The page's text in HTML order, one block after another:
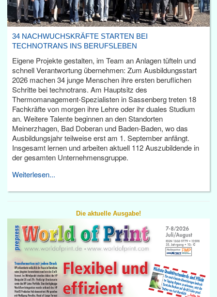
34 NACHWUCHSKRÄFTE STARTEN BEI
TECHNOTRANS INS BERUFSLEBEN
Eigene Projekte gestalten, im Team an Anlagen tüfteln und
schnell Verantwortung übernehmen: Zum Ausbildungsstart
2026 machen 34 junge Menschen ihre ersten beruflichen
Schritte bei technotrans. Am Hauptsitz des
Thermomanagement-Spezialisten in Sassenberg treten 18
Fachkräfte von morgen ihre Lehre oder ihr duales Studium
an. Weitere Talente beginnen an den Standorten
Meinerzhagen, Bad Doberan und Baden-Baden, wo das
Ausbildungsjahr teilweise erst am 1. September anfängt.
Insgesamt lernen und arbeiten aktuell 112 Auszubildende in
der gesamten Unternehmensgruppe.
Weiterlesen...
Die aktuelle Ausgabe!